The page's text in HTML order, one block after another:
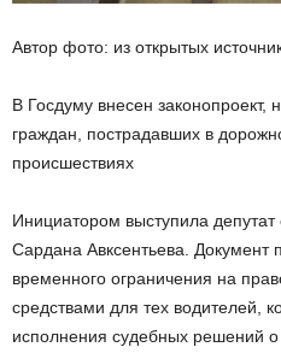
Автор фото: из открытых
В Госдуму внесен
граждан, пострадавших в
происшествиях
Инициатором выступила
Сардана Авксентьева. Документ
временного ограничения на
средствами для тех водителей,
исполнения судебных решений